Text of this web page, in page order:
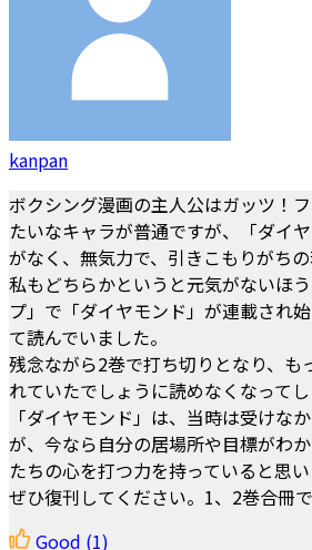
kanpan
ボクシング漫画の主人公はガッツ！
たいなキャラが普通ですが、「ダイ
がなく、無気力で、引きこもりがちの
私もどちらかというと元気がないほ
プ」で「ダイヤモンド」が連載され
て読んでいました。
残念ながら2巻で打ち切りとなり、も
れていたでしょうに読めなくなってし
「ダイヤモンド」は、当時は受けな
が、今なら自分の居場所や目標がわ
たちの心を打つ力を持っていると思い
ぜひ復刊してください。1、2巻合冊で
Good (1)